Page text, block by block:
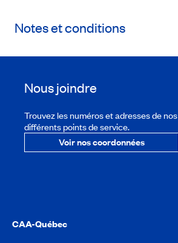
Notes et conditions
Nous joindre
Trouvez les numéros et adresses de nos
différents points de service.
Voir nos coordonnées
CAA-Québec